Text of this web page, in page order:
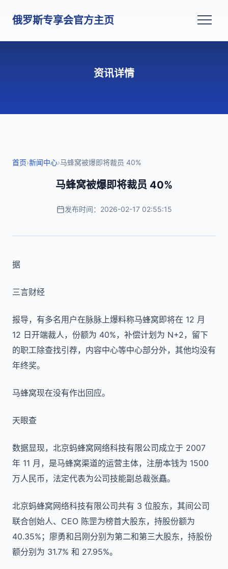
俄罗斯专享会官方主页
资讯详情
首页›新闻中心›马蜂窝被爆即将裁员 40%
马蜂窝被爆即将裁员 40%
发布时间：2026-02-17 02:55:15
据
三言财经
报导，有多名用户在脉脉上爆料称马蜂窝即将在 12 月
12 日开端裁人，份额为 40%，补偿计划为 N+2，留下
的职工除查找引荐，内容中心等中心部分外，其他均没有
年终奖。
马蜂窝现在没有作出回应。
天眼查
数据显现，北京蚂蜂窝网络科技有限公司成立于 2007
年 11 月，是马蜂窝渠道的运营主体，注册本钱为 1500
万人民币，法定代表为公司技能副总裁张矗。
北京蚂蜂窝网络科技有限公司共有 3 位股东，其间公司
联合创始人、CEO 陈罡为榜首大股东，持股份额为
40.35%；廖勇和吕刚分别为第二和第三大股东，持股份
额分别为 31.7% 和 27.95%。